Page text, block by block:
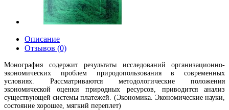
Описание
Отзывов (0)
Монография содержит результаты исследований организационно-
экономических проблем природопользования в современных
условиях. Рассматриваются методологические положения
экономической оценки природных ресурсов, приводится анализ
существующей системы платежей. (Экономика. Экономические науки,
состояние хорошее, мягкий переплет)